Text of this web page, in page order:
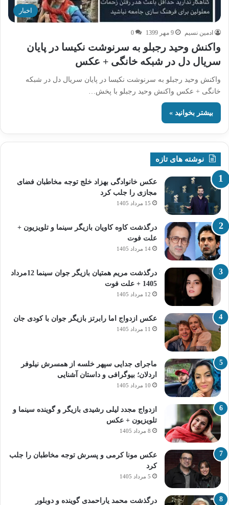
اخبار
ادمین نسیم 9 مهر 1399 0
واکنش وحید رجبلو به سرنوشت نکیسا در پایان
سریال دل در شبکه خانگی + عکس
واکنش وحید رجبلو به سرنوشت نکیسا در پایان سریال دل در شبکه
خانگی + عکس واکنش وحید رجبلو با پخش…
بیشتر بخوانید »
نوشته های تازه
عکس خانوادگی بهزاد خلج توجه مخاطبان فضای
مجازی را جلب کرد
15 مرداد 1405
درگذشت کاوه کاویان بازیگر سینما و تلویزیون +
علت فوت
14 مرداد 1405
درگذشت مریم همتیان بازیگر جوان سینما 12مرداد
1405 + علت فوت
12 مرداد 1405
عکس ازدواج اما رابرتز بازیگر جوان با کودی جان
11 مرداد 1405
ماجرای جدایی سپهر خلسه از همسرش نیلوفر
اردلان؛ بیوگرافی و داستان آشنایی
10 مرداد 1405
ازدواج مجدد لیلی رشیدی بازیگر و گوینده سینما و
تلویزیون + عکس
8 مرداد 1405
عکس مونا کرمی و پسرش توجه مخاطبان را جلب
کرد
5 مرداد 1405
درگذشت محمد یاراحمدی گوینده و دوبلور